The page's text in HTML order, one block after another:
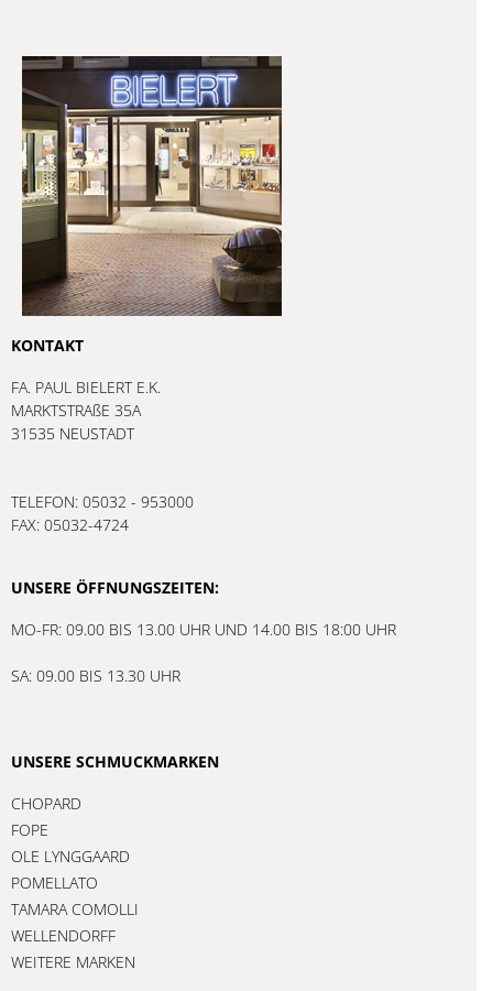
KONTAKT
FA. PAUL BIELERT E.K.
MARKTSTRAßE 35A
31535 NEUSTADT
TELEFON: 05032 - 953000
FAX: 05032-4724
UNSERE ÖFFNUNGSZEITEN:
MO-FR: 09.00 BIS 13.00 UHR UND 14.00 BIS 18:00 UHR
SA: 09.00 BIS 13.30 UHR
UNSERE SCHMUCKMARKEN
CHOPARD
FOPE
OLE LYNGGAARD
POMELLATO
TAMARA COMOLLI
WELLENDORFF
WEITERE MARKEN